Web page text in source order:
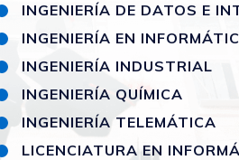
INGENIERÍA DE DATOS E
INGENIERÍA EN
INGENIERÍA INDUSTRIAL
INGENIERÍA QUÍMICA
INGENIERÍA TELEMÁTICA
LICENCIATURA EN